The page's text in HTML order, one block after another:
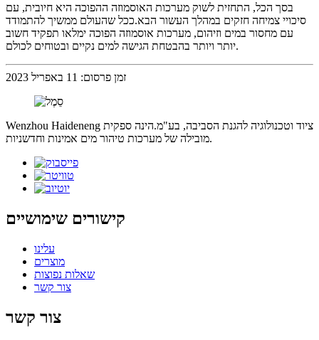
בסך הכל, התחזית לשוק מערכות האוסמוזה ההפוכה היא חיובית, עם
סיכויי צמיחה חזקים במהלך העשור הבא.ככל שהעולם ממשיך להתמודד
עם מחסור במים וזיהום, מערכות אוסמוזה הפוכה ימלאו תפקיד חשוב
יותר ויותר בהבטחת הגישה למים נקיים ובטוחים לכולם.
זמן פרסום: 11 באפריל 2023
Wenzhou Haideneng ציוד וטכנולוגיה להגנת הסביבה, בע"מ.הינה ספקית
מובילה של מערכות טיהור מים אמינות וחדשניות.
קישורים שימושיים
עלינו
מוצרים
שאלות נפוצות
צור קשר
צור קשר